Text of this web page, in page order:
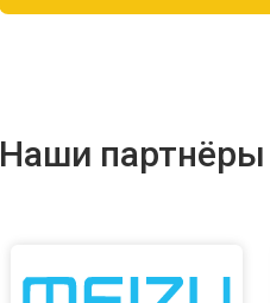
Наши партнёры